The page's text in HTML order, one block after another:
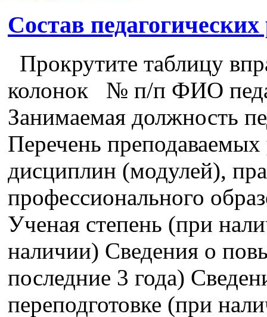
Состав
Прокрутите таблицу
колонок № п/п ФИО
Занимаемая должность
Перечень
дисциплин (модулей),
профессионального
Ученая степень (при
наличии) Сведения о
последние 3 года)
переподготовке (при